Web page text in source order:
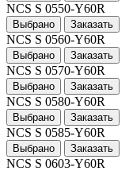
NCS S 0550-Y60R
Выбрано Заказать
NCS S 0560-Y60R
Выбрано Заказать
NCS S 0570-Y60R
Выбрано Заказать
NCS S 0580-Y60R
Выбрано Заказать
NCS S 0585-Y60R
Выбрано Заказать
NCS S 0603-Y60R